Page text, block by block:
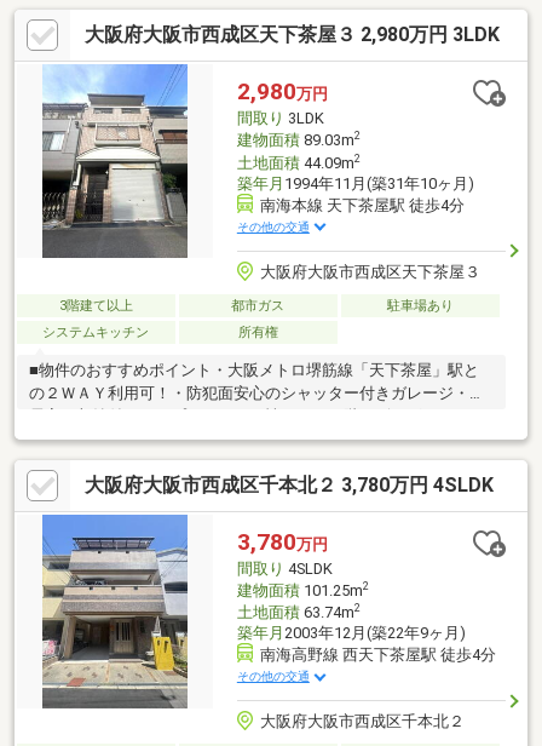
ルサポート致します‐◆「とりあえず見たい」「他社でローンをを
断られた」「他社の物件もまとめて見てみたい」「相談だけして
みたい」「しっかり交渉してほしい」「無駄を省きたい」等お気
軽にご連絡下さいませ。
大阪府大阪市西成区天下茶屋３ 2,980万円 3LDK
2,980万円
間取り 3LDK
建物面積89.03m2
土地面積44.09m2
築年月 1994年11月(築31年10ヶ月)
南海本線 天下茶屋駅 徒歩4分
その他の交通
大阪府大阪市西成区天下茶屋３
3階建て以上 都市ガス
駐車場あり
システムキッチン
所有権
■物件のおすすめポイント・大阪メトロ堺筋線「天下茶屋」駅と
の２ＷＡＹ利用可！・防犯面安心のシャッター付きガレージ・全
スーパー、コンビニが徒歩約４分圏内の買い物便利な立地！・前
道幅員約４ｍとゆとりある広さ■周辺施設案内・デイリーカナー
トイズミヤ岸里店：約240ｍ（徒歩4分）・ファミリマート天下茶
屋三丁目店：約180ｍ（徒歩3分）・ダイコクドラッグ天下茶屋駅
前店：約300ｍ（徒歩4分）・西成天下茶屋郵便局：約350ｍ（徒
歩5分） 等
大阪府大阪市西成区千本北２ 3,780万円 4SLDK
3,780万円
間取り 4SLDK
建物面積101.25m2
土地面積63.74m2
築年月 2003年12月(築22年9ヶ月)
南海高野線 西天下茶屋駅 徒歩4分
その他の交通
大阪府大阪市西成区千本北２